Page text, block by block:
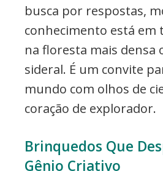
busca por respostas,
conhecimento está em
na floresta mais densa
sideral. É um convite
mundo com olhos de
coração de explorador.
Brinquedos Que
Gênio Criativo